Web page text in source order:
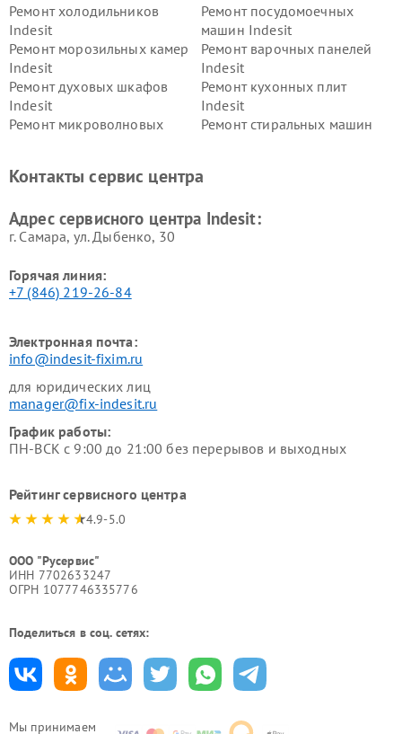
Мы принимаем
Ремонт холодильников
Indesit
Ремонт посудомоечных
машин Indesit
Ремонт морозильных камер
Indesit
Ремонт варочных панелей
Indesit
Ремонт духовых шкафов
Indesit
Ремонт кухонных плит
Indesit
Ремонт микроволновых
Ремонт стиральных машин
Indesit
Indesit
Контакты сервис центра
Адрес сервисного центра Indesit:
г. Самара, ул. Дыбенко, 30
Горячая линия:
+7 (846) 219-26-84
Электронная почта:
info@indesit-fixim.ru
для юридических лиц
manager@fix-indesit.ru
График работы:
ПН-ВСК с 9:00 до 21:00 без перерывов и выходных
Рейтинг сервисного центра
4.9-5.0
ООО "Русервис"
ИНН 7702633247
ОГРН 1077746335776
Поделиться в соц. сетях: